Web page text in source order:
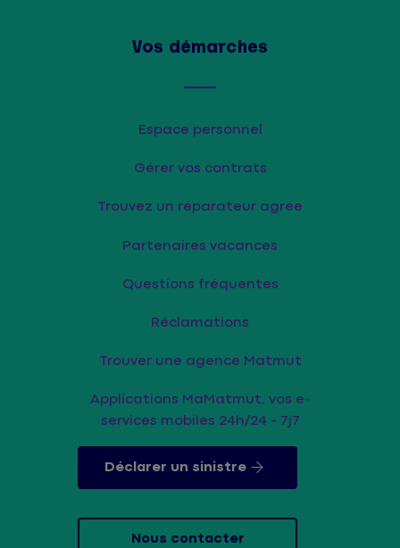
Vos démarches
Espace personnel
Gérer vos contrats
Trouvez un réparateur agrée
Partenaires vacances
Questions fréquentes
Réclamations
Trouver une agence Matmut
Applications MaMatmut, vos e-
services mobiles 24h/24 - 7j7
Déclarer un sinistre
Nous contacter